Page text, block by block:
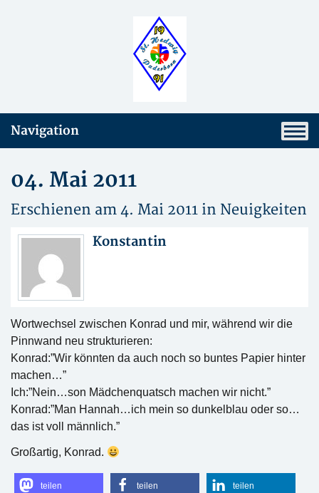
Navigation
04. Mai 2011
Erschienen am 4. Mai 2011 in Neuigkeiten
Konstantin
Wortwechsel zwischen Konrad und mir, während wir die
Pinnwand neu strukturieren:
Konrad:”Wir könnten da auch noch so buntes Papier hinter
machen…”
Ich:”Nein…son Mädchenquatsch machen wir nicht.”
Konrad:”Man Hannah…ich mein so dunkelblau oder so…
das ist voll männlich.”
Großartig, Konrad.
teilen teilen teilen